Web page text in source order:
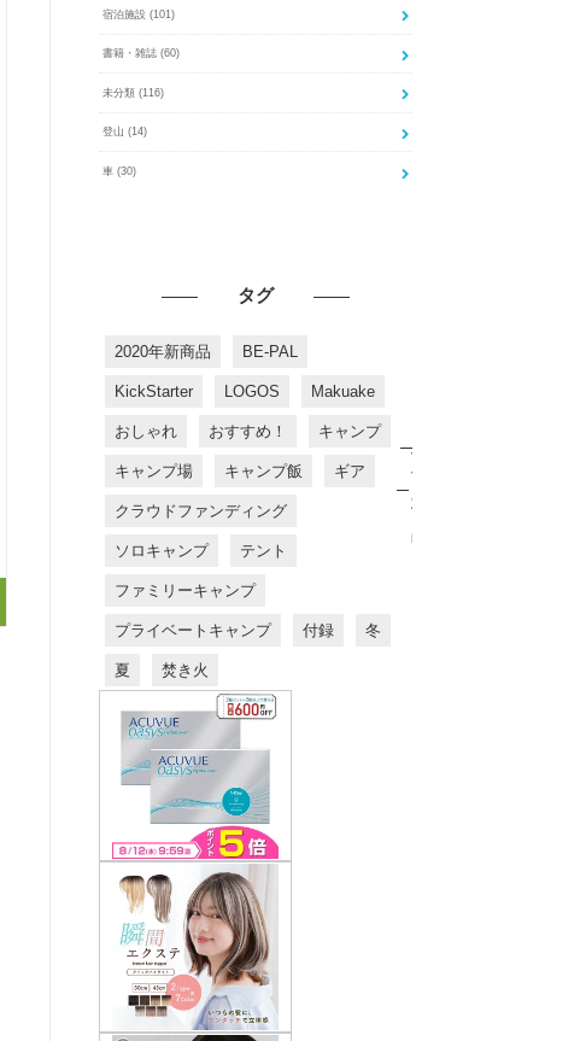
宿泊施設 (101)
書籍・雑誌 (60)
未分類 (116)
登山 (14)
車 (30)
タグ
2020年新商品 BE-PAL
KickStarter LOGOS Makuake
おしゃれ おすすめ！ キャンプ
キャンプ場 キャンプ飯 ギア
クラウドファンディング
ソロキャンプ テント
ファミリーキャンプ
プライベートキャンプ 付録 冬
夏 焚き火
す
す
め
商
品